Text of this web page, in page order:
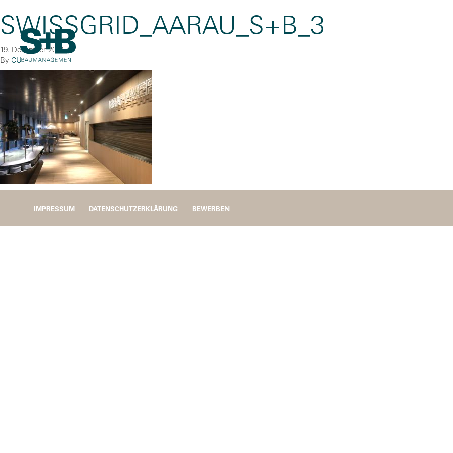
SWISSGRID_AARAU_S+B_3
19. Dezember 2018
By CU
IMPRESSUM DATENSCHUTZERKLÄRUNG BEWERBEN